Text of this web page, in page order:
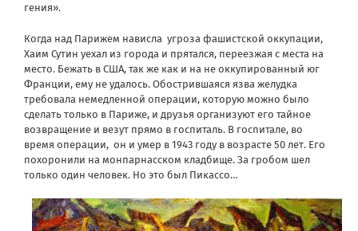
гения».
Когда над Парижем нависла угроза фашистской оккупации,
Хаим Сутин уехал из города и прятался, переезжая с места на
место. Бежать в США, так же как и на не оккупированный юг
Франции, ему не удалось. Обострившаяся язва желудка
требовала немедленной операции, которую можно было
сделать только в Париже, и друзья организуют его тайное
возвращение и везут прямо в госпиталь. В госпитале, во
время операции, он и умер в 1943 году в возрасте 50 лет. Его
похоронили на монпарнасском кладбище. За гробом шел
только один человек. Но это был Пикассо…